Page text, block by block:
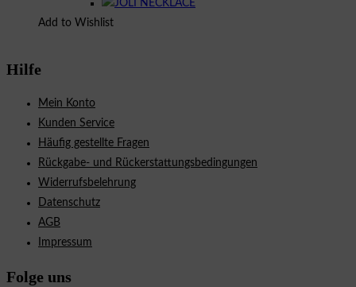
Add to Wishlist
Hilfe
Mein Konto
Kunden Service
Häufig gestellte Fragen
Rückgabe- und Rückerstattungsbedingungen
Widerrufsbelehrung
Datenschutz
AGB
Impressum
Folge uns